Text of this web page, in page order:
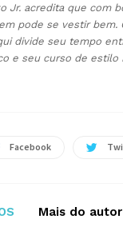
Jr. acredita que com
pode se vestir bem.
divide seu tempo
e seu curso de estilo
Facebook
Mais do autor